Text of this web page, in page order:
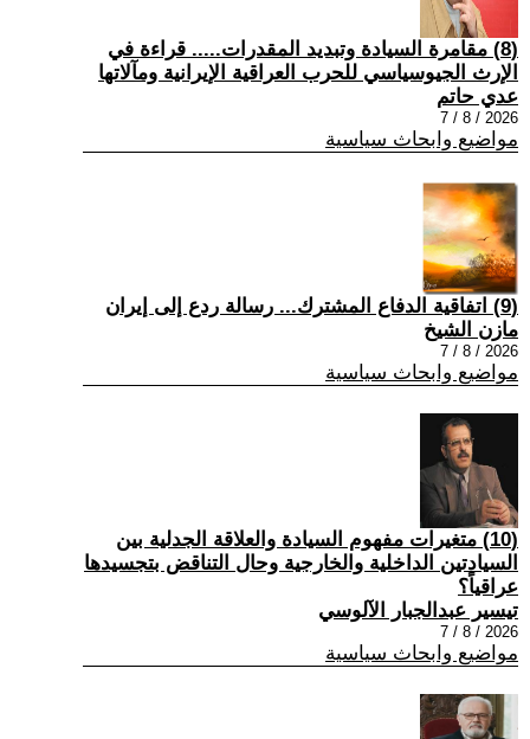
(8) مقامرة السيادة وتبديد المقدرات..... قراءة في
الإرث الجيوسياسي للحرب العراقية الإيرانية ومآلاتها
عدي حاتم
2026 / 8 / 7
مواضيع وابحاث سياسية
(9) اتفاقية الدفاع المشترك... رسالة ردع إلى إيران
مازن الشيخ
2026 / 8 / 7
مواضيع وابحاث سياسية
(10) متغيرات مفهوم السيادة والعلاقة الجدلية بين
السيادتين الداخلية والخارجية وحال التناقض بتجسيدها
عراقياً؟
تيسير عبدالجبار الآلوسي
2026 / 8 / 7
مواضيع وابحاث سياسية